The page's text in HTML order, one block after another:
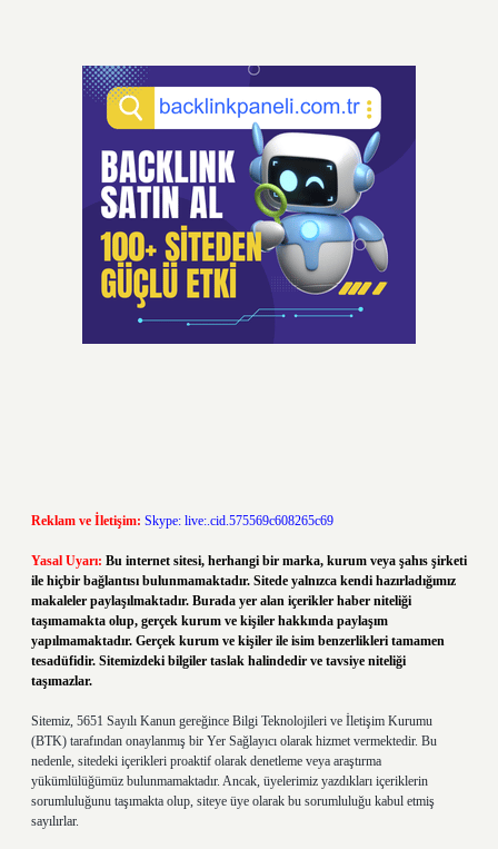
Reklam ve İletişim: Skype: live:.cid.575569c608265c69
Yasal Uyarı: Bu internet sitesi, herhangi bir marka, kurum veya şahıs şirketi
ile hiçbir bağlantısı bulunmamaktadır. Sitede yalnızca kendi hazırladığımız
makaleler paylaşılmaktadır. Burada yer alan içerikler haber niteliği
taşımamakta olup, gerçek kurum ve kişiler hakkında paylaşım
yapılmamaktadır. Gerçek kurum ve kişiler ile isim benzerlikleri tamamen
tesadüfidir. Sitemizdeki bilgiler taslak halindedir ve tavsiye niteliği
taşımazlar.
Sitemiz, 5651 Sayılı Kanun gereğince Bilgi Teknolojileri ve İletişim Kurumu
(BTK) tarafından onaylanmış bir Yer Sağlayıcı olarak hizmet vermektedir. Bu
nedenle, sitedeki içerikleri proaktif olarak denetleme veya araştırma
yükümlülüğümüz bulunmamaktadır. Ancak, üyelerimiz yazdıkları içeriklerin
sorumluluğunu taşımakta olup, siteye üye olarak bu sorumluluğu kabul etmiş
sayılırlar.